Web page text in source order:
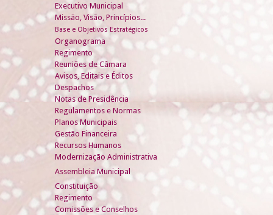
Executivo Municipal
Missão, Visão, Princípios...
Base e Objetivos Estratégicos
Organograma
Regimento
Reuniões de Câmara
Avisos, Editais e Éditos
Despachos
Notas de Presidência
Regulamentos e Normas
Planos Municipais
Gestão Financeira
Recursos Humanos
Modernização Administrativa
Assembleia Municipal
Constituição
Regimento
Comissões e Conselhos